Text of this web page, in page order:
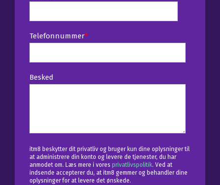
Telefonnummer*
Besked
itm8 beskytter dit privatliv og bruger kun dine oplysninger til
at administrere din konto og levere de tjenester, du har
anmodet om. Læs mere i vores privatlivspolitik. Ved at
indsende accepterer du, at itm8 gemmer og behandler dine
oplysninger for at levere det ønskede.